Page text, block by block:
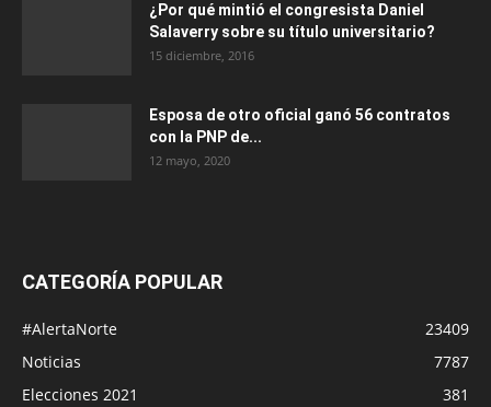
¿Por qué mintió el congresista Daniel
Salaverry sobre su título universitario?
15 diciembre, 2016
Esposa de otro oficial ganó 56 contratos
con la PNP de...
12 mayo, 2020
CATEGORÍA POPULAR
#AlertaNorte
23409
Noticias
7787
Elecciones 2021
381